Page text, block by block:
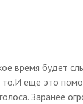
время будет
то.И еще это
Заранее